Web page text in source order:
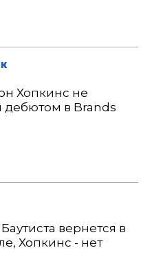
Хопкинс не
дебютом в Brands
вернется в
Хопкинс - нет